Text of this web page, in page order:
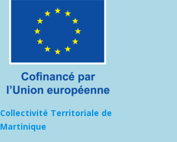
Collectivité Territoriale de
Martinique